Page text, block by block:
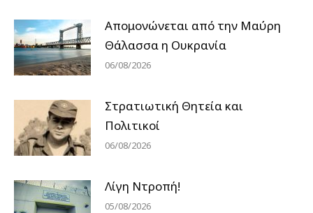
Απομονώνεται από την Μαύρη
Θάλασσα η Ουκρανία
06/08/2026
Στρατιωτική Θητεία και
Πολιτικοί
06/08/2026
Λίγη Ντροπή!
05/08/2026